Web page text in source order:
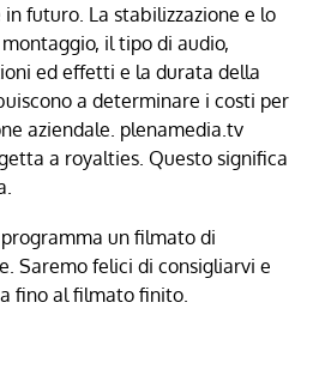
futuro. La stabilizzazione e lo
il tipo di audio,
ed effetti e la durata della
a determinare i costi per
aziendale. plenamedia.tv
a royalties. Questo significa
un filmato di
Saremo felici di consigliarvi e
fino al filmato finito.